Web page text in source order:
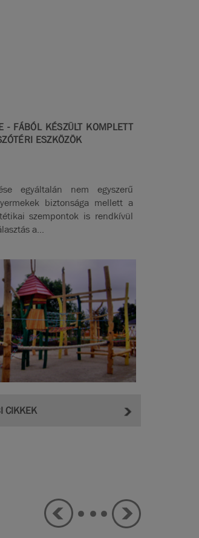
- FÁBÓL KÉSZÜLT KOMPLETT
ESZKÖZÖK
egyáltalán nem egyszerű
biztonsága mellett a
szempontok is rendkívül
a...
CIKKEK